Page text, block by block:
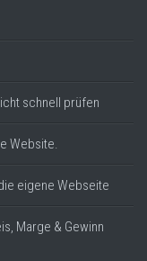
schnell prüfen
Website.
eigene Webseite
Marge & Gewinn